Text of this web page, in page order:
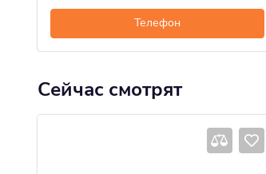
Телефон
Сейчас смотрят